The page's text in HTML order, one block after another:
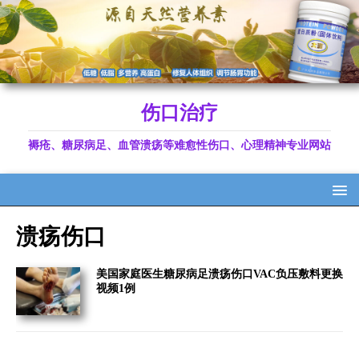
伤口治疗
褥疮、糖尿病足、血管溃疡等难愈性伤口、心理精神专业网站
溃疡伤口
美国家庭医生糖尿病足溃疡伤口VAC负压敷料更换
视频1例